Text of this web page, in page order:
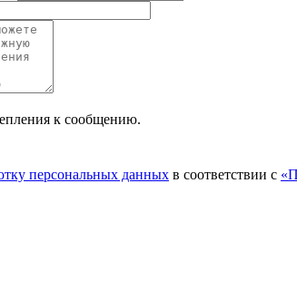
к сообщению.
персональных данных в соответствии с